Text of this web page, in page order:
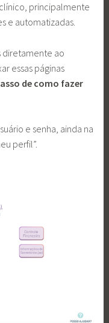
principalmente
e automatizadas.
diretamente ao
essas páginas
de como fazer
e senha, ainda na
perfil”.